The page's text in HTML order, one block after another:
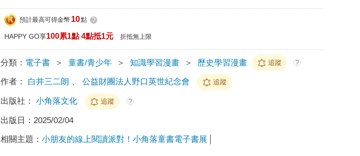
預計最高可得金幣 10點 ?
HAPPY GO享100累1點 4點抵1元 折抵無上限
分類： 電子書 ＞ 童書/青少年 ＞ 知識學習漫畫 ＞ 歷史學習漫畫 追蹤 ?
作者： 白井三二朗 、公益財團法人野口英世紀念會 追蹤
出版社： 小角落文化 追蹤 ?
出版日： 2025/02/04
相關主題：小朋友的線上閱讀派對！小角落童書電子書展